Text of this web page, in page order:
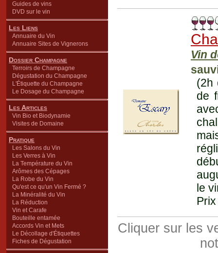
Guides de vins
DVD sur le vin
Les Liens
Annuaire du Vin
Annuaire Sites de Vignerons
Dossier Champagne
Terroirs de Champagne
Dégustation du Champagne
L'Étiquette du Champagne
Le Dosage du Champagne
Les Articles
Vin Bio et Biodynamie
Visites de Domaine
Pratique
Les Salons du Vin
Les Verres à Vin
La Température du Vin
Arômes des Cépages
La Robe du Vin
Qu'est ce qu'un Vin Fermé ?
La Minéralité du Vin
La Réduction
Vin et Carafe
Bouteille entamée
Accords Vin et Mets
Le Décollage d'Étiquettes
Fiches de Dégustation
Vin
(2h
de
le
Cliquer sur les